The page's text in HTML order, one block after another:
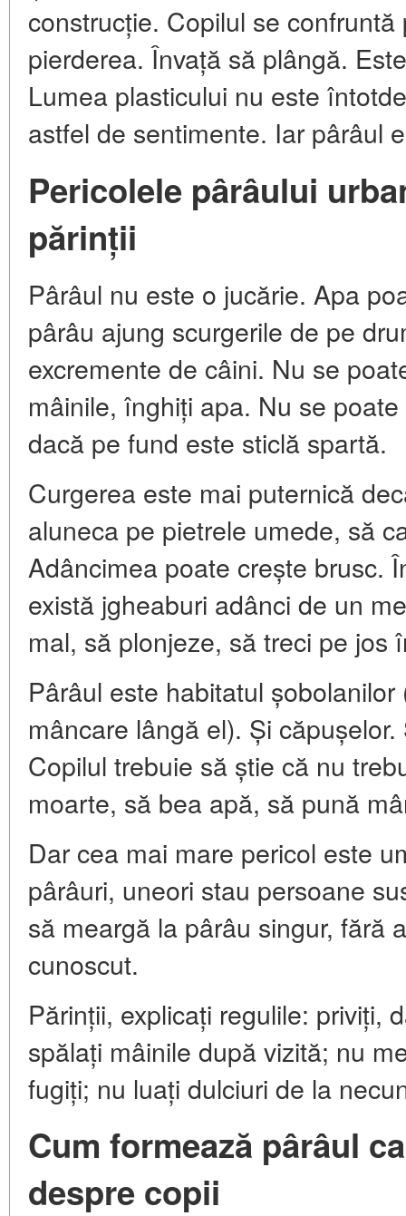
construcție. Copilul se
pierderea. Învață să plângă.
Lumea plasticului nu este
astfel de sentimente. Iar pârâul
Pericolele pârâului
părinții
Pârâul nu este o jucărie. Apa
pârâu ajung scurgerile de pe
excremente de câini. Nu se
mâinile, înghiți apa. Nu se
dacă pe fund este sticlă spartă.
Curgerea este mai puternică
aluneca pe pietrele umede, să
Adâncimea poate crește brusc.
există jgheaburi adânci de un
mal, să plonjeze, să treci pe jos
Pârâul este habitatul
mâncare lângă el). Și
Copilul trebuie să știe că nu
moarte, să bea apă, să pună
Dar cea mai mare pericol este
pârâuri, uneori stau persoane
să meargă la pârâu singur, fără
cunoscut.
Părinții, explicați regulile: priviți,
spălați mâinile după vizită; nu
fugiți; nu luați dulciuri de la
Cum formează pârâul
despre copii